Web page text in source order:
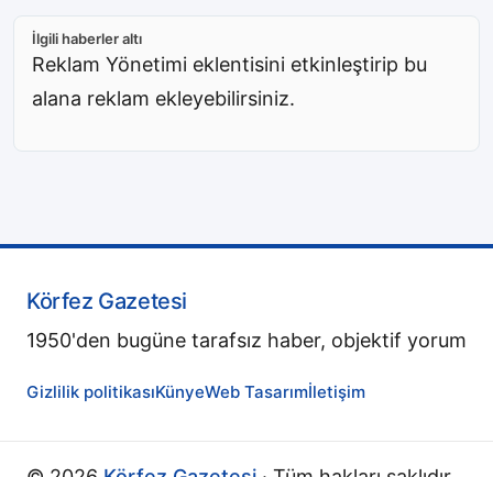
İlgili haberler altı
Reklam Yönetimi eklentisini etkinleştirip bu
alana reklam ekleyebilirsiniz.
Körfez Gazetesi
1950'den bugüne tarafsız haber, objektif yorum
Gizlilik politikasıKünyeWeb Tasarımİletişim